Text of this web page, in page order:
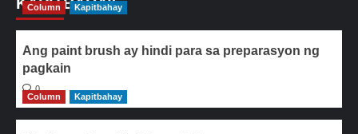
Column Kapitbahay
Ang paint brush ay hindi para sa preparasyon ng
pagkain
0
Column
Kapitbahay